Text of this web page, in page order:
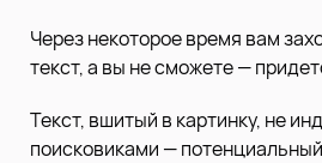
Через некоторое время вам
текст, а вы не сможете —
Текст, вшитый в картинку, не
поисковиками —